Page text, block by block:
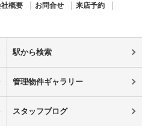
概要 お問合せ
来店予約
駅から検索
管理物件ギャラリー
スタッフブログ